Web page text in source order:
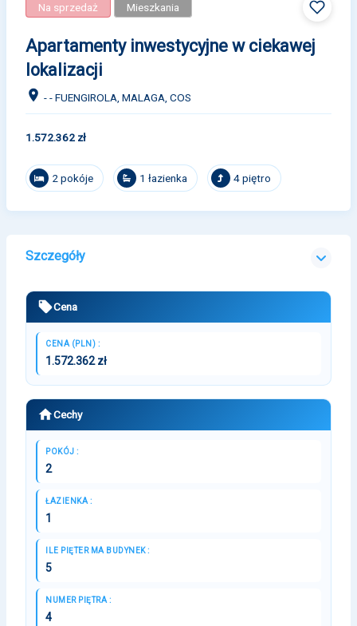
Na sprzedaż Mieszkania
Apartamenty inwestycyjne w ciekawej
lokalizacji
- - FUENGIROLA, MALAGA, COS
1.572.362 zł
2 pokóje 1 łazienka 4 piętro
Szczegóły
Cena
CENA (PLN) :
1.572.362 zł
Cechy
POKÓJ :
2
ŁAZIENKA :
1
ILE PIĘTER MA BUDYNEK :
5
NUMER PIĘTRA :
4